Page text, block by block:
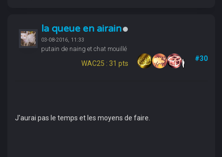
la queue en airain
03-08-2016, 11:33
putain de naing et chat mouillé
WAC25 : 31 pts
#30
J'aurai pas le temps et les moyens de faire.